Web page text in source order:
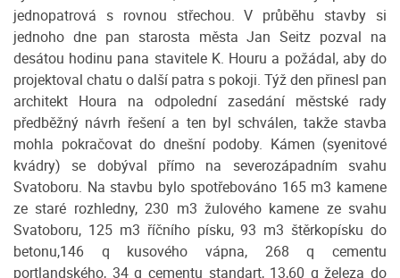
jednopatrová s rovnou střechou. V průběhu stavby si
jednoho dne pan starosta města Jan Seitz pozval na
desátou hodinu pana stavitele K. Houru a požádal, aby do
projektoval chatu o další patra s pokoji. Týž den přinesl pan
architekt Houra na odpolední zasedání městské rady
předběžný návrh řešení a ten byl schválen, takže stavba
mohla pokračovat do dnešní podoby. Kámen (syenitové
kvádry) se dobýval přímo na severozápadním svahu
Svatoboru. Na stavbu bylo spotřebováno 165 m3 kamene
ze staré rozhledny, 230 m3 žulového kamene ze svahu
Svatoboru, 125 m3 říčního písku, 93 m3 štěrkopísku do
betonu,146 q kusového vápna, 268 q cementu
portlandského, 34 q cementu standart, 13,60 q železa do